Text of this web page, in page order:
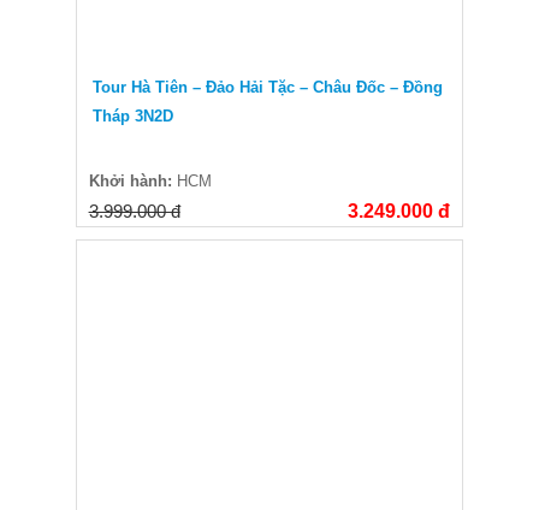
Tour Hà Tiên – Đảo Hải Tặc – Châu Đốc – Đồng
Tháp 3N2D
Khởi hành: HCM
3.999.000 đ 3.249.000 đ